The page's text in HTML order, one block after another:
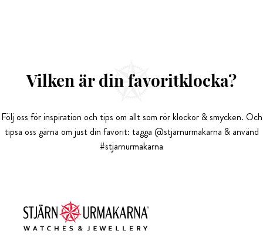
Vilken är din favoritklocka?
Följ oss för inspiration och tips om allt som rör klockor & smycken. Och
tipsa oss gärna om just din favorit: tagga @stjarnurmakarna & använd
#stjarnurmakarna